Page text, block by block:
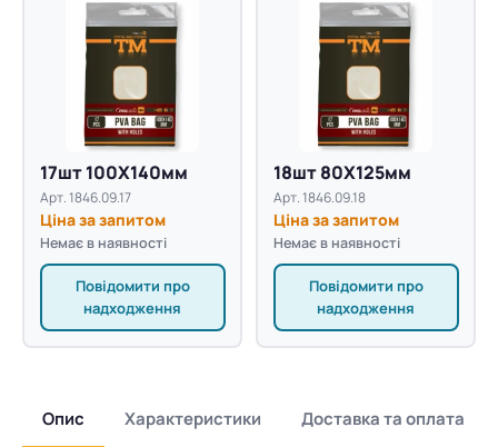
17шт 100X140мм
Арт. 1846.09.17
Ціна за запитом
Немає в наявності
Повідомити про
надходження
18шт 80X125мм
Арт. 1846.09.18
Ціна за запитом
Немає в наявності
Повідомити про
надходження
Опис Характеристики Доставка та оплата